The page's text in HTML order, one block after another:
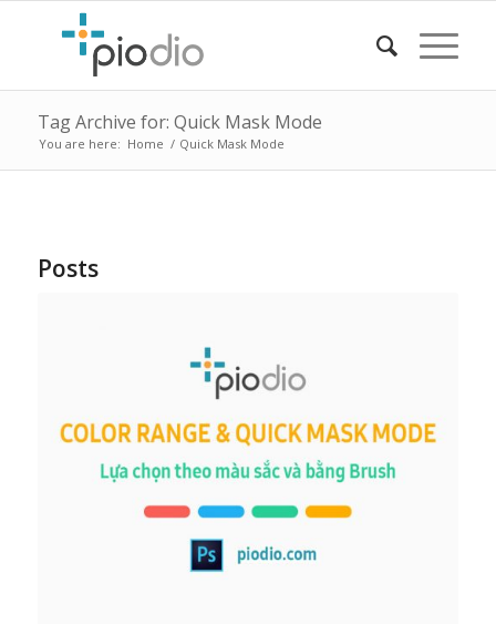
Tag Archive for: Quick Mask Mode
You are here: Home / Quick Mask Mode
Posts